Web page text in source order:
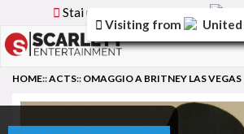
Stai utilizzando la versione
HOME::ACTS:: OMAGGIO A BRITNEY LAS VEGAS
Visiting from